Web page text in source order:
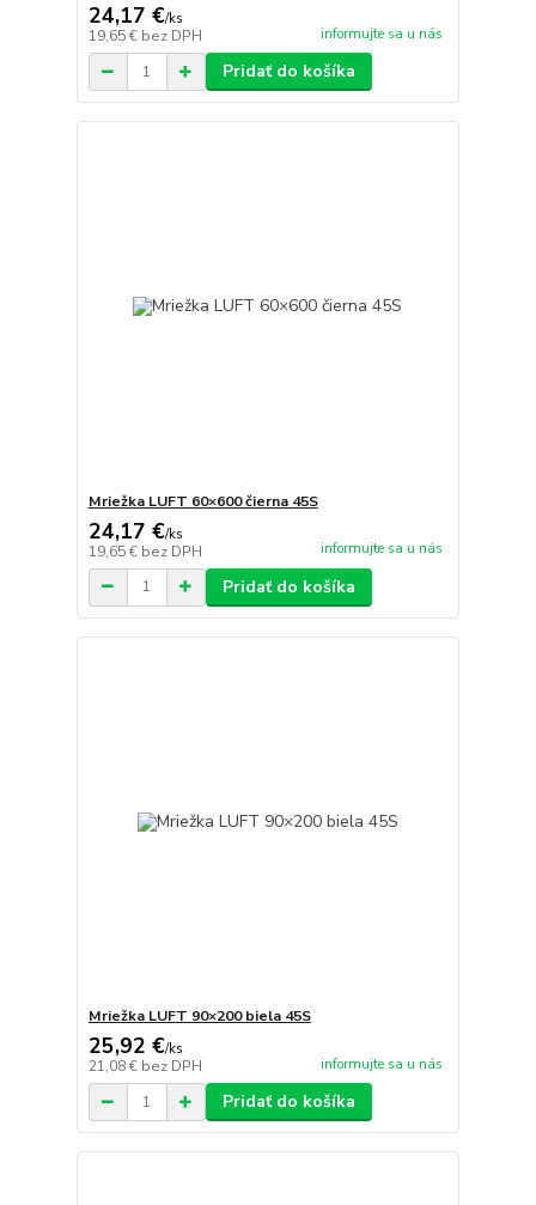
24,17 €/ks
19,65 € bez DPH informujte sa u nás
Pridať do košíka
Mriežka LUFT 60×600 čierna 45S
24,17 €/ks
19,65 € bez DPH informujte sa u nás
Pridať do košíka
Mriežka LUFT 90×200 biela 45S
25,92 €/ks
21,08 € bez DPH informujte sa u nás
Pridať do košíka